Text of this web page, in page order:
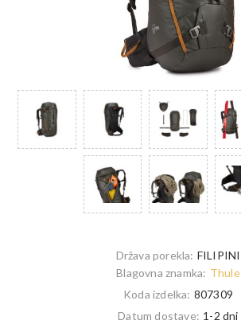
Država porekla: FILIPINI
Blagovna znamka: Thule
Koda izdelka: 807309
Datum dostave: 1-2 dni